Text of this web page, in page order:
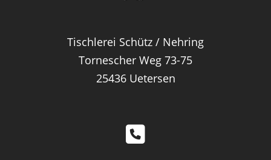
Tischlerei Schütz / Nehring
Tornescher Weg 73-75
25436 Uetersen